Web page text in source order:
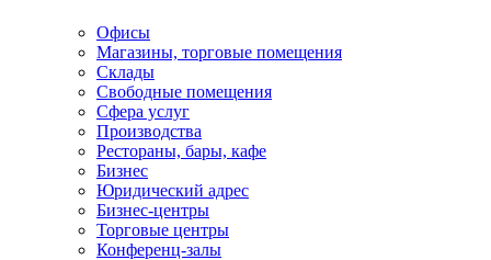
Офисы
Магазины, торговые помещения
Склады
Свободные помещения
Сфера услуг
Производства
Рестораны, бары, кафе
Бизнес
Юридический адрес
Бизнес-центры
Торговые центры
Конференц-залы